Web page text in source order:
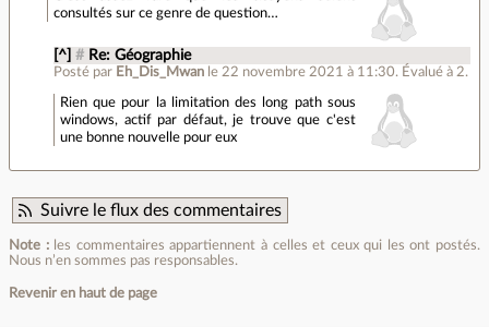
consultés sur ce genre de question…
[^] # Re: Géographie
Posté par Eh_Dis_Mwan le 22 novembre 2021 à 11:30. Évalué à 2.
Rien que pour la limitation des long path sous
windows, actif par défaut, je trouve que c'est
une bonne nouvelle pour eux
Suivre le flux des commentaires
Note :les commentaires appartiennent à celles et ceux qui les ont postés.
Nous n’en sommes pas responsables.
Revenir en haut de page